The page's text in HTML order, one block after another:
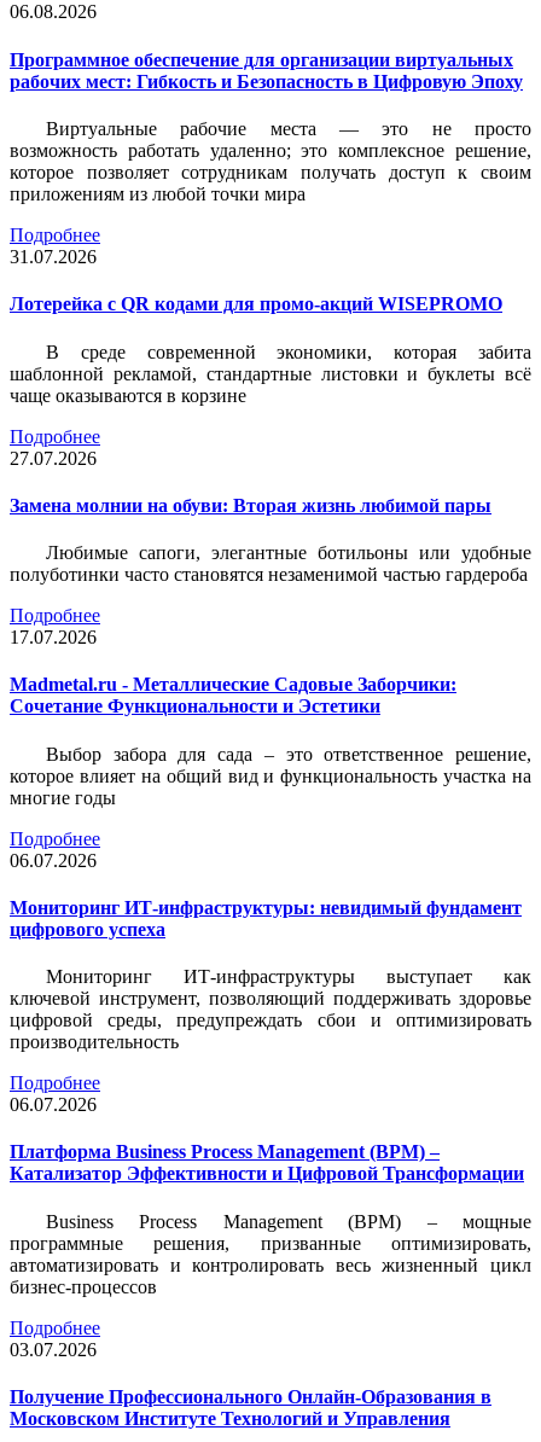
06.08.2026
Программное обеспечение для организации виртуальных
рабочих мест: Гибкость и Безопасность в Цифровую Эпоху
Виртуальные рабочие места — это не просто
возможность работать удаленно; это комплексное решение,
которое позволяет сотрудникам получать доступ к своим
приложениям из любой точки мира
Подробнее
31.07.2026
Лотерейка c QR кодами для промо-акций WISEPROMO
В среде современной экономики, которая забита
шаблонной рекламой, стандартные листовки и буклеты всё
чаще оказываются в корзине
Подробнее
27.07.2026
Замена молнии на обуви: Вторая жизнь любимой пары
Любимые сапоги, элегантные ботильоны или удобные
полуботинки часто становятся незаменимой частью гардероба
Подробнее
17.07.2026
Madmetal.ru - Металлические Садовые Заборчики:
Сочетание Функциональности и Эстетики
Выбор забора для сада – это ответственное решение,
которое влияет на общий вид и функциональность участка на
многие годы
Подробнее
06.07.2026
Мониторинг ИТ-инфраструктуры: невидимый фундамент
цифрового успеха
Мониторинг ИТ-инфраструктуры выступает как
ключевой инструмент, позволяющий поддерживать здоровье
цифровой среды, предупреждать сбои и оптимизировать
производительность
Подробнее
06.07.2026
Платформа Business Process Management (BPM) –
Катализатор Эффективности и Цифровой Трансформации
Business Process Management (BPM) – мощные
программные решения, призванные оптимизировать,
автоматизировать и контролировать весь жизненный цикл
бизнес-процессов
Подробнее
03.07.2026
Получение Профессионального Онлайн-Образования в
Московском Институте Технологий и Управления